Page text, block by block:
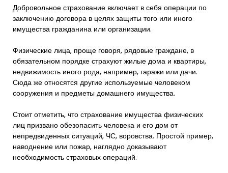
Добровольное страхование включает в себя операции по
заключению договора в целях защиты того или иного
имущества гражданина или организации.
Физические лица, проще говоря, рядовые граждане, в
обязательном порядке страхуют жилые дома и квартиры,
недвижимость иного рода, например, гаражи или дачи.
Сюда же относятся другие используемые человеком
сооружения и предметы домашнего имущества.
Стоит отметить, что страхование имущества физических
лиц призвано обезопасить человека и его дом от
непредвиденных ситуаций, ЧС, воровства. Простой пример,
наводнение или пожар, наглядно доказывают
необходимость страховых операций.